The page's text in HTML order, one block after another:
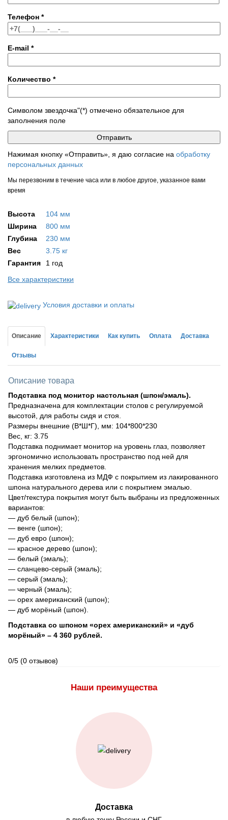
Телефон *
E-mail *
Количество *
Символом звездочка"(*) отмечено обязательное для
заполнения поле
Нажимая кнопку «Отправить», я даю согласие на обработку
персональных данных
Мы перезвоним в течение часа или в любое другое, указанное вами
время
Высота
104 мм
Ширина
800 мм
Глубина
230 мм
Вес
3.75 кг
Гарантия
1 год
Все характеристики
Условия доставки и оплаты
Описание Характеристики Как купить Оплата Доставка
Отзывы
Описание товара
Подставка под монитор настольная (шпон/эмаль).
Предназначена для комплектации столов с регулируемой
высотой, для работы сидя и стоя.
Размеры внешние (В*Ш*Г), мм: 104*800*230
Вес, кг: 3.75
Подставка поднимает монитор на уровень глаз, позволяет
эргономично использовать пространство под ней для
хранения мелких предметов.
Подставка изготовлена из МДФ с покрытием из лакированного
шпона натурального дерева или с покрытием эмалью.
Цвет/текстура покрытия могут быть выбраны из предложенных
вариантов:
— дуб белый (шпон);
— венге (шпон);
— дуб евро (шпон);
— красное дерево (шпон);
— белый (эмаль);
— сланцево-серый (эмаль);
— серый (эмаль);
— черный (эмаль);
— орех американский (шпон);
— дуб морёный (шпон).
Подставка со шпоном «орех американский» и «дуб
морёный» – 4 360 рублей.
0/5 (0 отзывов)
Наши преимущества
Доставка